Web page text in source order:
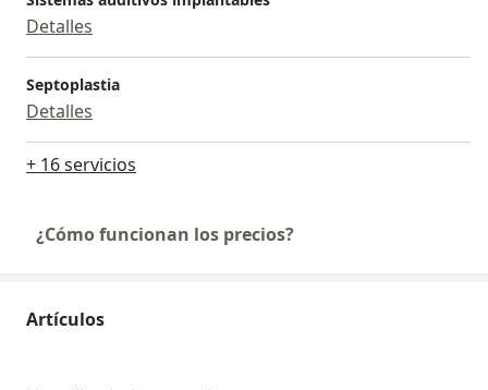
Detalles
Septoplastia
Detalles
+ 16 servicios
¿Cómo funcionan los precios?
Artículos